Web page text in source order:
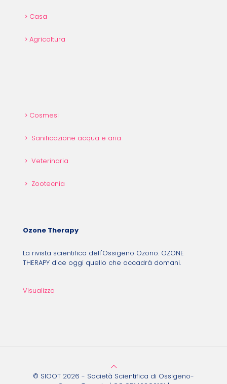
Casa
Agricoltura
Cosmesi
Sanificazione acqua e aria
Veterinaria
Zootecnia
Ozone Therapy
La rivista scientifica dell'Ossigeno Ozono. OZONE
THERAPY dice oggi quello che accadrà domani.
Visualizza
© SIOOT 2026 - Società Scientifica di Ossigeno-